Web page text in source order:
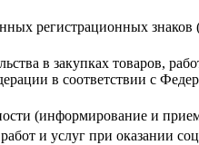
регистрационных знаков
в закупках товаров,
в соответствии с
(информирование и
и услуг при оказании